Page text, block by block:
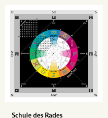
Schule des Rades